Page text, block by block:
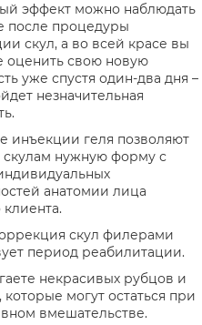
эффект можно наблюдать
после процедуры
скул, а во всей красе вы
оценить свою новую
уже спустя один-два дня –
незначительная
инъекции геля позволяют
скулам нужную форму с
анатомии лица
скул филерами
период реабилитации.
некрасивых рубцов и
могут остаться при
вмешательстве.